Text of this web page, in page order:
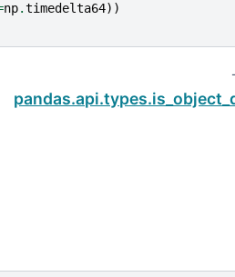
np.timedelta64))